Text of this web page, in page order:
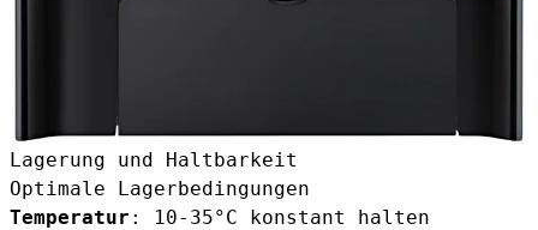
Lagerung und Haltbarkeit
Optimale Lagerbedingungen
Temperatur : 10-35°C konstant halten